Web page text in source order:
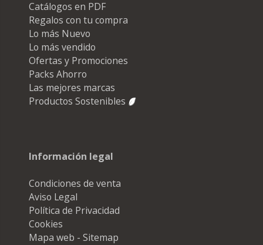
Catálogos en PDF
Regalos con tu compra
Lo más Nuevo
Lo más vendido
Ofertas y Promociones
Packs Ahorro
Las mejores marcas
Productos Sostenibles
Información legal
Condiciones de venta
Aviso Legal
Política de Privacidad
Cookies
Mapa web - Sitemap